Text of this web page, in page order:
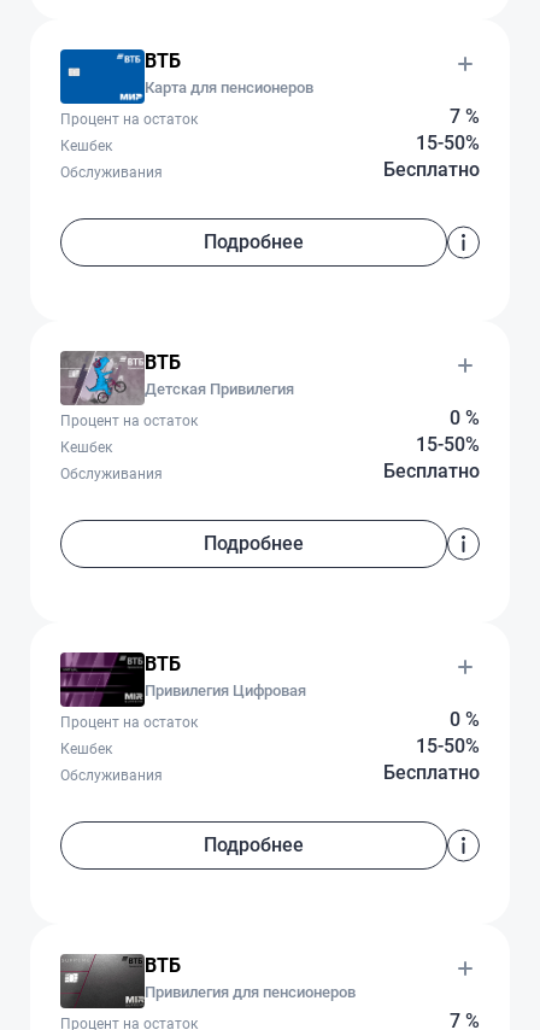
ВТБ
Карта для пенсионеров
7 %
Процент на остаток
15-50%
Кешбек
Бесплатно
Обслуживания
Подробнее
ВТБ
Детская Привилегия
0 %
Процент на остаток
15-50%
Кешбек
Бесплатно
Обслуживания
Подробнее
ВТБ
Привилегия Цифровая
0 %
Процент на остаток
15-50%
Кешбек
Бесплатно
Обслуживания
Подробнее
ВТБ
Привилегия для пенсионеров
7 %
Процент на остаток